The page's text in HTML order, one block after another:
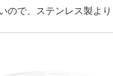
ので、ステンレス製より